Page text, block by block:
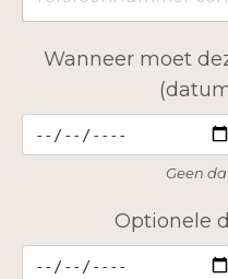
Wanneer moet
Geen
Optionele